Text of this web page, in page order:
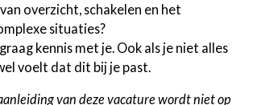
overzicht, schakelen en het
situaties?
kennis met je. Ook als je niet alles
voelt dat dit bij je past.
van deze vacature wordt niet op